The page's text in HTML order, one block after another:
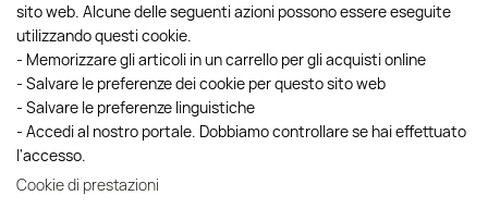
sito web. Alcune delle seguenti azioni possono essere eseguite
utilizzando questi cookie.
- Memorizzare gli articoli in un carrello per gli acquisti online
- Salvare le preferenze dei cookie per questo sito web
- Salvare le preferenze linguistiche
- Accedi al nostro portale. Dobbiamo controllare se hai effettuato
l'accesso.
Cookie di prestazioni